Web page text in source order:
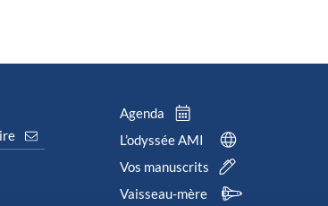
Agenda
L’odyssée AMI
Vos manuscrits
Vaisseau-mère